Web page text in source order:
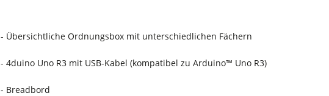
- Übersichtliche Ordnungsbox mit unterschiedlichen Fächern
- 4duino Uno R3 mit USB-Kabel (kompatibel zu Arduino™ Uno R3)
- Breadbord